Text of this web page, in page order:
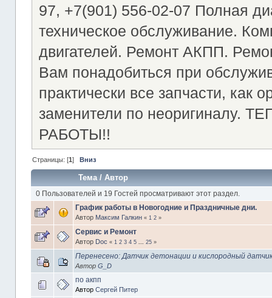
97, +7(901) 556-02-07 Полная
техническое обслуживание.
двигателей. Ремонт АКПП.
Вам понадобиться при
практически все запчасти, как
заменители по
РАБОТЫ!!
Страницы: [1] Вниз
Тема/ Автор
0 Пользователей и 19 Гостей просматривают этот раздел.
График работы в Новогодние и Праздничные дни.
Автор Максим Галкин « 1 2»
Сервис и Ремонт
Автор Doc « 1 2 3 4 5 25»
Перенесено: Датчик детонации и кислородный
Автор G_D
по акпп
Автор Сергей Питер